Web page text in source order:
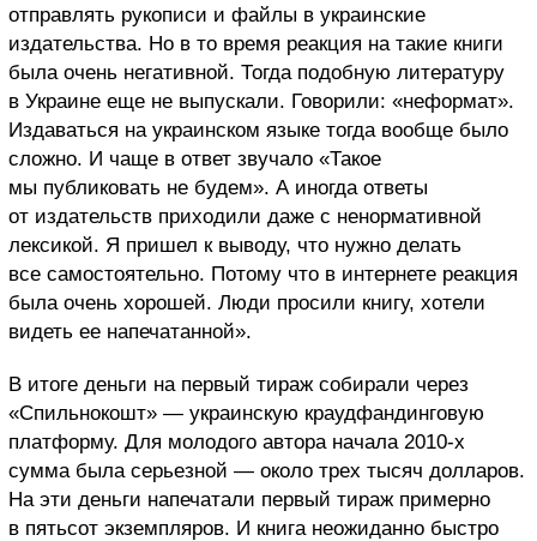
отправлять рукописи и файлы в украинские
издательства. Но в то время реакция на такие книги
была очень негативной. Тогда подобную литературу
в Украине еще не выпускали. Говорили: «неформат».
Издаваться на украинском языке тогда вообще было
сложно. И чаще в ответ звучало «Такое
мы публиковать не будем». А иногда ответы
от издательств приходили даже с ненормативной
лексикой. Я пришел к выводу, что нужно делать
все самостоятельно. Потому что в интернете реакция
была очень хорошей. Люди просили книгу, хотели
видеть ее напечатанной».
В итоге деньги на первый тираж собирали через
«Спильнокошт» — украинскую краудфандинговую
платформу. Для молодого автора начала 2010-х
сумма была серьезной — около трех тысяч долларов.
На эти деньги напечатали первый тираж примерно
в пятьсот экземпляров. И книга неожиданно быстро